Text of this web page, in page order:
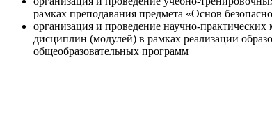
рамках преподавания предмета «Основ
организация и проведение научно-
дисциплин (модулей) в рамках реализации
общеобразовательных программ